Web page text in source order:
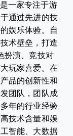
一家专注于游
通过先进的技
娱乐体验。自
术壁垒，打造
扮演、竞技对
玩家喜爱。在
品的创新性和
团队，团队成
年的行业经验
技术含量和娱
智能、大数据